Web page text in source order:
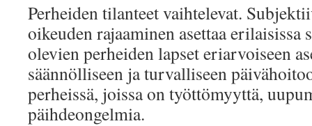
Perheiden tilanteet vaihtelevat.
oikeuden rajaaminen asettaa erilaisissa
olevien perheiden lapset eriarvoiseen
säännölliseen ja turvalliseen
perheissä, joissa on työttömyyttä,
päihdeongelmia.